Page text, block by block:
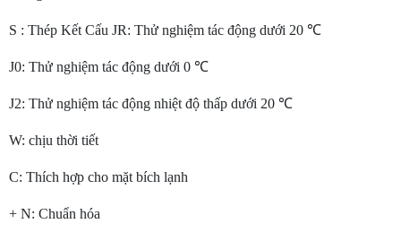
S : Thép Kết Cấu JR: Thử nghiệm tác động dưới 20 ℃
J0: Thử nghiệm tác động dưới 0 ℃
J2: Thử nghiệm tác động nhiệt độ thấp dưới 20 ℃
W: chịu thời tiết
C: Thích hợp cho mặt bích lạnh
+ N: Chuẩn hóa